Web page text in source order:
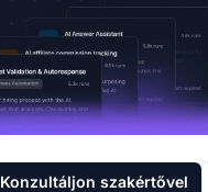
Konzultáljon szakértővel